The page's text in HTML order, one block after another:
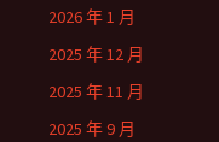
2026 年 1 月
2025 年 12 月
2025 年 11 月
2025 年 9 月